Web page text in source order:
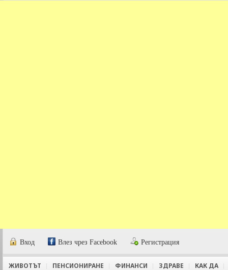
Вход Влез чрез Facebook Регистрация
ЖИВОТЪТ ПЕНСИОНИРАНЕ ФИНАНСИ ЗДРАВЕ КАК ДА